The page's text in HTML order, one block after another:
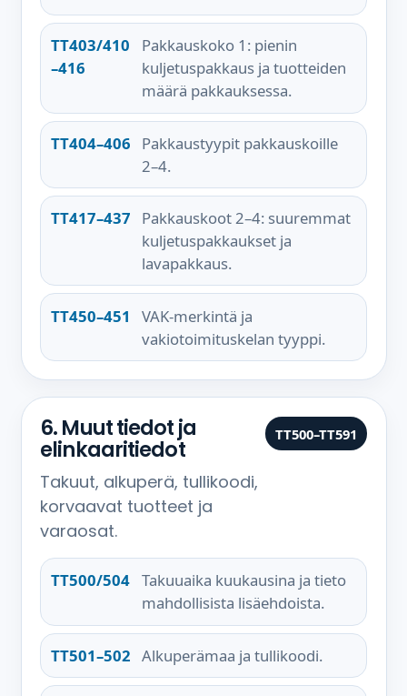
TT403/410
–416
Pakkauskoko 1: pienin
kuljetuspakkaus ja tuotteiden
määrä pakkauksessa.
TT404–406
Pakkaustyypit pakkauskoille
2–4.
TT417–437
Pakkauskoot 2–4: suuremmat
kuljetuspakkaukset ja
lavapakkaus.
TT450–451
VAK-merkintä ja
vakiotoimituskelan tyyppi.
6. Muut tiedot ja
elinkaaritiedot
Takuut, alkuperä, tullikoodi,
korvaavat tuotteet ja
varaosat.
TT500–TT591
TT500/504 Takuuaika kuukausina ja tieto
mahdollisista lisäehdoista.
TT501–502 Alkuperämaa ja tullikoodi.